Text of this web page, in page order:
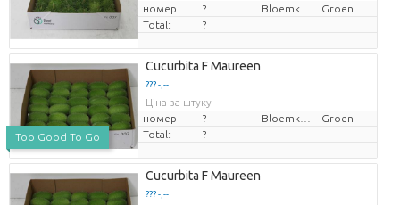
номер
?
Groen
Total:
?
Too Good To Go
Cucurbita F Maureen
??? -,--
Ціна за штуку
номер
?
Groen
Total:
?
Cucurbita F Maureen
??? -,--